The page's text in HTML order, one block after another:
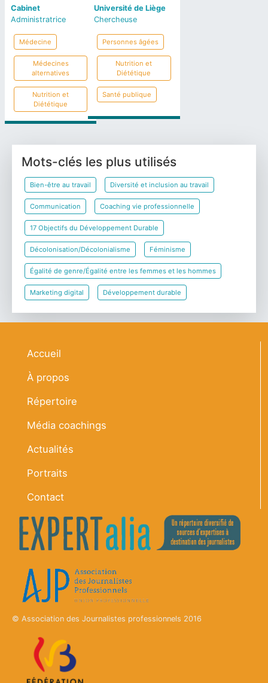
Cabinet
Administratrice
Médecine
Médecines
alternatives
Nutrition et
Diététique
Université de Liège
Chercheuse
Personnes âgées
Nutrition et
Diététique
Santé publique
Mots-clés les plus utilisés
Bien-être au travail Diversité et inclusion au travail
Communication Coaching vie professionnelle
17 Objectifs du Développement Durable
Décolonisation/Décolonialisme Féminisme
Égalité de genre/Égalité entre les femmes et les hommes
Marketing digital Développement durable
Navigation principale
Accueil
À propos
Répertoire
Média coachings
Actualités
Portraits
Contact
© Association des Journalistes professionnels 2016